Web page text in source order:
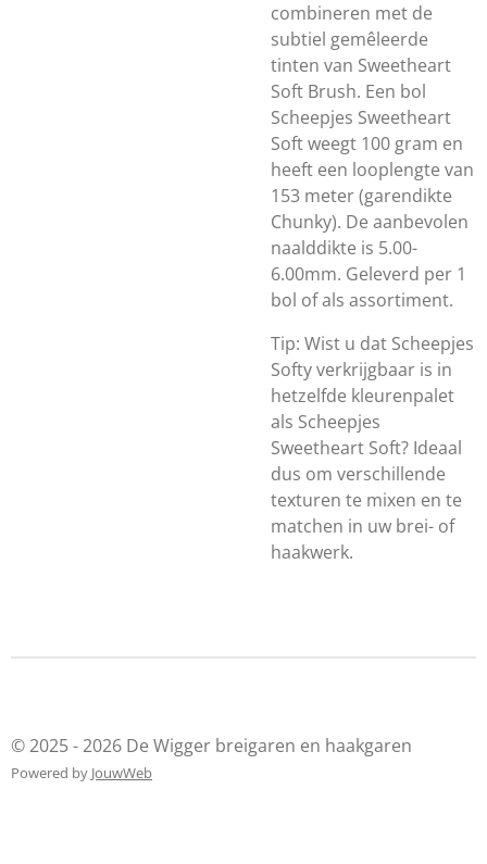
combineren met de
subtiel gemêleerde
tinten van Sweetheart
Soft Brush. Een bol
Scheepjes Sweetheart
Soft weegt 100 gram en
heeft een looplengte van
153 meter (garendikte
Chunky). De aanbevolen
naalddikte is 5.00-
6.00mm. Geleverd per 1
bol of als assortiment.
Tip: Wist u dat Scheepjes
Softy verkrijgbaar is in
hetzelfde kleurenpalet
als Scheepjes
Sweetheart Soft? Ideaal
dus om verschillende
texturen te mixen en te
matchen in uw brei- of
haakwerk.
© 2025 - 2026 De Wigger breigaren en haakgaren
Powered by JouwWeb